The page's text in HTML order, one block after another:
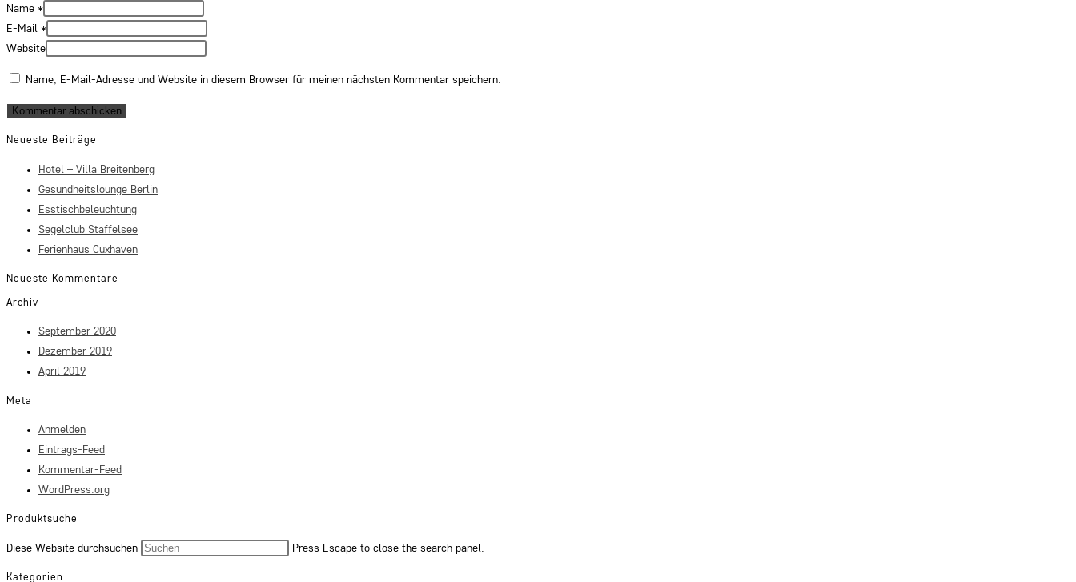
Name *
E-Mail *
Website
Name, E-Mail-Adresse und Website in diesem Browser für meinen nächsten Kommentar speichern.
Neueste Beiträge
Hotel – Villa Breitenberg
Gesundheitslounge Berlin
Esstischbeleuchtung
Segelclub Staffelsee
Ferienhaus Cuxhaven
Neueste Kommentare
Archiv
September 2020
Dezember 2019
April 2019
Meta
Anmelden
Eintrags-Feed
Kommentar-Feed
WordPress.org
Produktsuche
Diese Website durchsuchen Press Escape to close the search panel.
Kategorien